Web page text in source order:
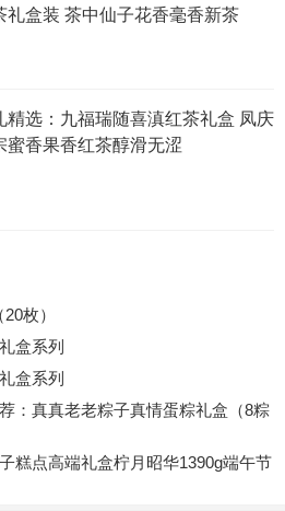
礼盒装 茶中仙子花香毫香新茶
精选：九福瑞随喜滇红茶礼盒 凤庆
蜜香果香红茶醇滑无涩
枚）
盒系列
盒系列
：真真老老粽子真情蛋粽礼盒（8粽
糕点高端礼盒柠月昭华1390g端午节